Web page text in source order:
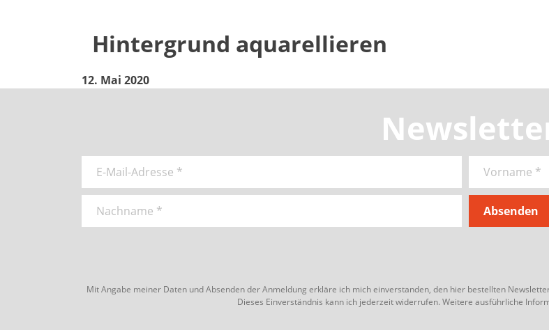
Hintergrund aquarellieren
12. Mai 2020
Mit Angabe meiner Daten und Absenden der Anmeldung erkläre ich mich einverstanden, den hier bestellten
Dieses Einverständnis kann ich jederzeit widerrufen. Weitere ausführliche